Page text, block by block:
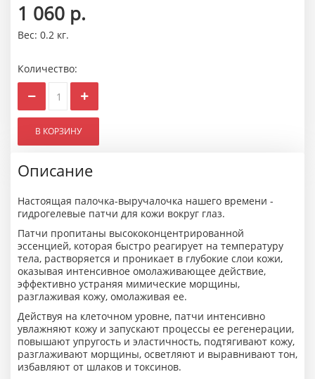
1 060 р.
Вес: 0.2 кг.
Количество:
Описание
Настоящая палочка-выручалочка нашего времени -
гидрогелевые патчи для кожи вокруг глаз.
Патчи пропитаны высококонцентрированной
эссенцией, которая быстро реагирует на температуру
тела, растворяется и проникает в глубокие слои кожи,
оказывая интенсивное омолаживающее действие,
эффективно устраняя мимические морщины,
разглаживая кожу, омолаживая ее.
Действуя на клеточном уровне, патчи интенсивно
увлажняют кожу и запускают процессы ее регенерации,
повышают упругость и эластичность, подтягивают кожу,
разглаживают морщины, осветляют и выравнивают тон,
избавляют от шлаков и токсинов.